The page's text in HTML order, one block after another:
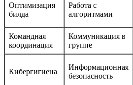
Оптимизация
билда
Работа с
алгоритмами
Командная
координация
Коммуникация в
группе
Кибергигиена
Информационная
безопасность